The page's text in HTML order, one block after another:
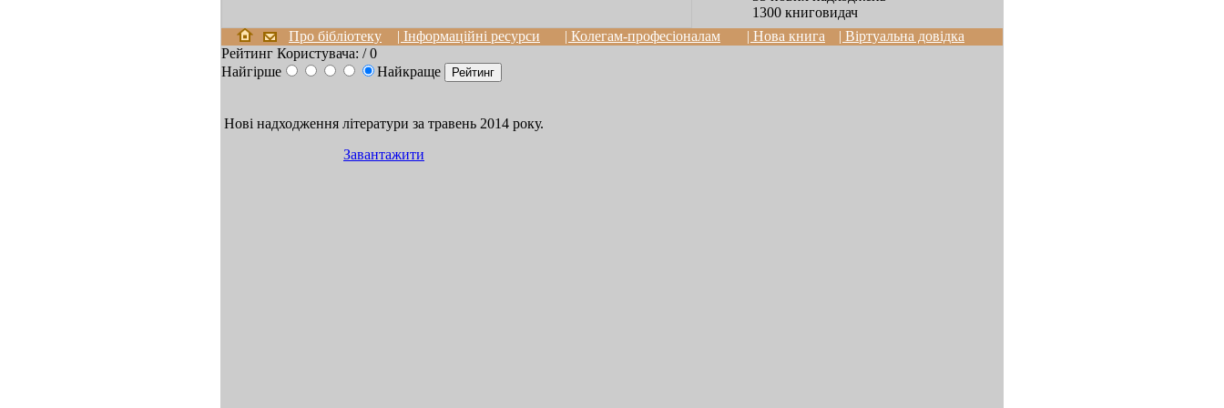
1300 книговидач
Про бібліотеку
| Інформаційні ресурси | Колегам-професіоналам | Нова книга
| Віртуальна довідка
Рейтинг Користувача: / 0
Найгірше
Найкраще
Нові надходження літератури за травень 2014 року.
Завантажити